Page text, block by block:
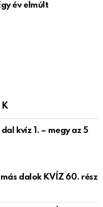
év elmúlt
kvíz 1. – megy az 5
dalok KVÍZ 60. rész